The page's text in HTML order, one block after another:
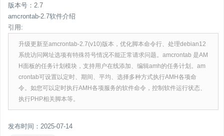
版本号：2.7
amcrontab-2.7软件介绍
引用:
升级更新至amcrontab-2.7(v10)版本，优化脚本命令行、处理debian12
系统访问网址选项有特殊符号情况不能正常请求问题。amcrontab 是AM
H面板的任务计划模块，支持用户在线添加、编辑amh的任务计划。am
crontab可设置以定时、期间、平均、选择多种方式执行AMH各项命
令。如您可以定时执行AMH各项服务的软件命令，控制软件运行状态、
执行PHP相关脚本等。
发布时间：2025-07-14